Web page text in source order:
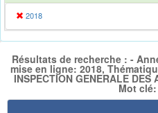
2018
Résultats de recherche : -
mise en ligne: 2018,
INSPECTION GENERALE
Mot